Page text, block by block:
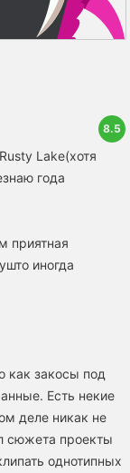
8.5
Lake(хотя
года
приятная
иногда
как закосы под
Есть некие
деле никак не
сюжета проекты
однотипных